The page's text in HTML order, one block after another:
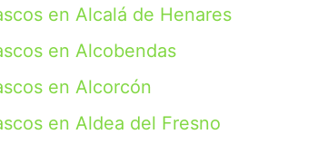
en Alcalá de Henares
en Alcobendas
en Alcorcón
en Aldea del Fresno